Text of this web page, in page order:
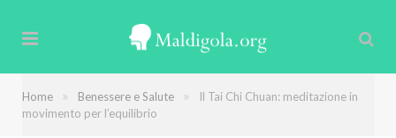
Home » Benessere e Salute »
Il Tai Chi Chuan: meditazione in
movimento per l’equilibrio